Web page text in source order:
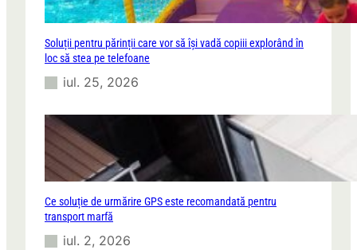
Soluții pentru părinții care vor să își vadă copiii explorând în
loc să stea pe telefoane
iul. 25, 2026
Ce soluție de urmărire GPS este recomandată pentru
transport marfă
iul. 2, 2026